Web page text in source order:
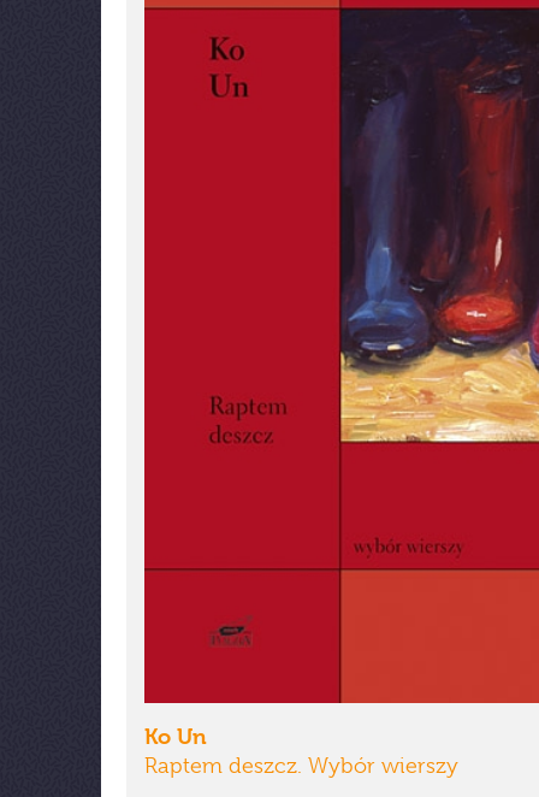
Ko Un
Raptem deszcz. Wybór wierszy